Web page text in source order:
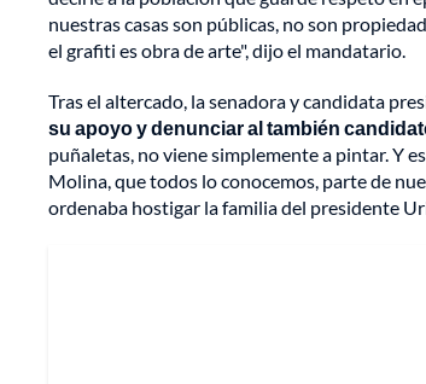
nuestras casas son públicas, no son
el grafiti es obra de arte", dijo el mandatario.
Tras el altercado, la senadora y candidata
su apoyo y denunciar al también
puñaletas, no viene simplemente a pintar. Y
Molina, que todos lo conocemos, parte de
ordenaba hostigar la familia del presidente